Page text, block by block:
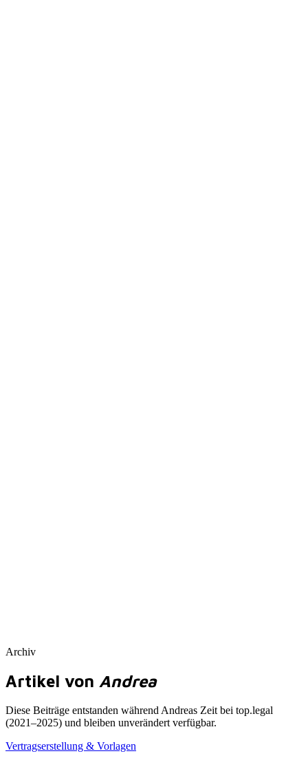
Archiv
Artikel von Andrea
Diese Beiträge entstanden während Andreas Zeit bei top.legal
(2021–2025) und bleiben unverändert verfügbar.
Vertragserstellung & Vorlagen